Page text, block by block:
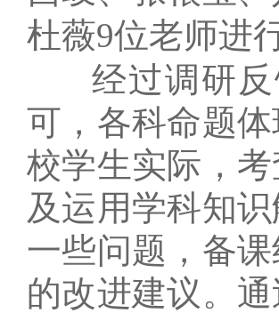
杜薇9位老师进
经过调研反
可，各科命题
校学生实际，
及运用学科知
一些问题，备
的改进建议。